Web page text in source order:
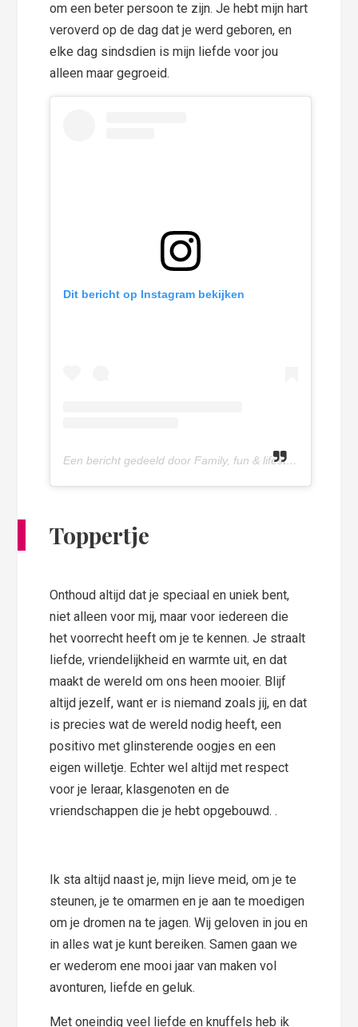
om een beter persoon te zijn. Je hebt mijn hart
veroverd op de dag dat je werd geboren, en
elke dag sindsdien is mijn liefde voor jou
alleen maar gegroeid.
Dit bericht op Instagram bekijken
Een bericht gedeeld door Family, fun & lifestyle blog (@olivettepuntnl)
Toppertje
Onthoud altijd dat je speciaal en uniek bent,
niet alleen voor mij, maar voor iedereen die
het voorrecht heeft om je te kennen. Je straalt
liefde, vriendelijkheid en warmte uit, en dat
maakt de wereld om ons heen mooier. Blijf
altijd jezelf, want er is niemand zoals jij, en dat
is precies wat de wereld nodig heeft, een
positivo met glinsterende oogjes en een
eigen willetje. Echter wel altijd met respect
voor je leraar, klasgenoten en de
vriendschappen die je hebt opgebouwd. .
Ik sta altijd naast je, mijn lieve meid, om je te
steunen, je te omarmen en je aan te moedigen
om je dromen na te jagen. Wij geloven in jou en
in alles wat je kunt bereiken. Samen gaan we
er wederom ene mooi jaar van maken vol
avonturen, liefde en geluk.
Met oneindig veel liefde en knuffels heb ik